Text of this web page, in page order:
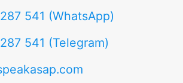
541 (WhatsApp)
541 (Telegram)